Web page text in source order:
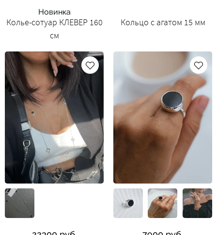
Новинка
Колье-сотуар КЛЕВЕР 160
см
Кольцо с агатом 15 мм